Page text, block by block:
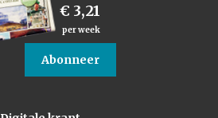
€ 3,21
per week
Abonneer